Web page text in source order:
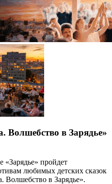
Волшебство в Зарядье»
«Зарядье» пройдет
любимых детских сказок
Волшебство в Зарядье».